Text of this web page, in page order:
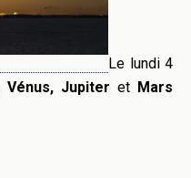
Le lundi 4
Vénus, Jupiter etMars